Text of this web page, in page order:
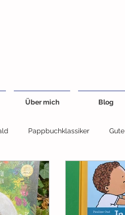
Über mich Blog
Pappbuchklassiker
Fahrzeuge Jahreszeiten
Bildwörterbuch